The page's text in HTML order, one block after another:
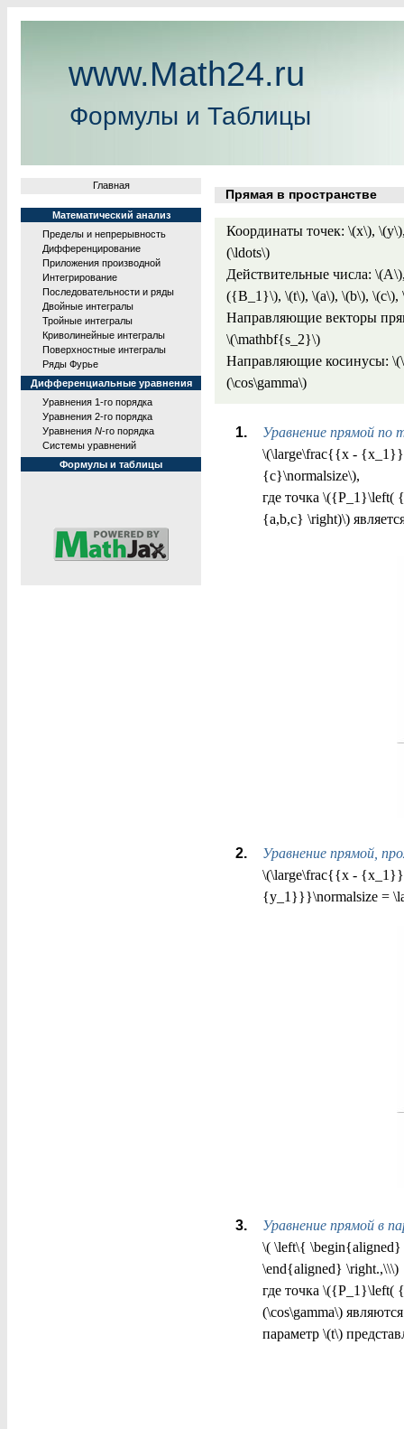
www.Math24.ru
Формулы и Таблицы
Главная
Математический анализ
Пределы и непрерывность
Дифференцирование
Приложения производной
Интегрирование
Последовательности и ряды
Двойные интегралы
Тройные интегралы
Криволинейные интегралы
Поверхностные интегралы
Ряды Фурье
Дифференциальные уравнения
Уравнения 1-го порядка
Уравнения 2-го порядка
Уравнения N-го порядка
Системы уравнений
Формулы и таблицы
Прямая в пространстве
Координаты точек: \(x\),
(\ldots\)
Действительные числа:
({B_1}\), \(t\), \(a\), \(b\),
Направляющие векторы
\(\mathbf{s_2}\)
Направляющие косинусы:
(\cos\gamma\)
Уравнение прямой по
\(\large\frac{{x -
{c}\normalsize\),
где точка
{a,b,c} \right)\)
Уравнение прямой,
\(\large\frac{{x -
{y_1}}}\normalsize =
Уравнение прямой в
\( \left\{
\end{aligned} \right.,\\\)
где точка
(\cos\gamma\)
параметр \(t\)